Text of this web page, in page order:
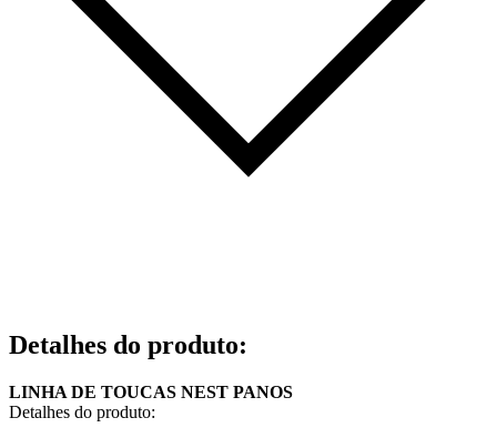
Detalhes do produto:
LINHA DE TOUCAS NEST PANOS
Detalhes do produto: